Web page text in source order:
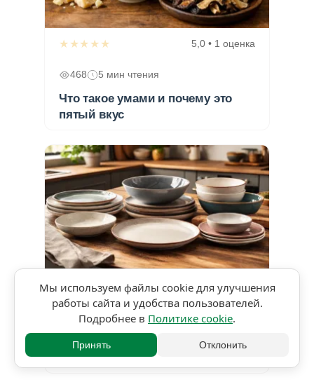
★★★★★ 5,0 • 1 оценка
468 5 мин чтения
Что такое умами и почему это
пятый вкус
★★★★★ 5,0 • 1 оценка
441 3 мин чтения
Классификация тарелок и зачем
повару понимать разницу
Мы используем файлы cookie для улучшения
работы сайта и удобства пользователей.
Подробнее в Политике cookie.
Принять Отклонить